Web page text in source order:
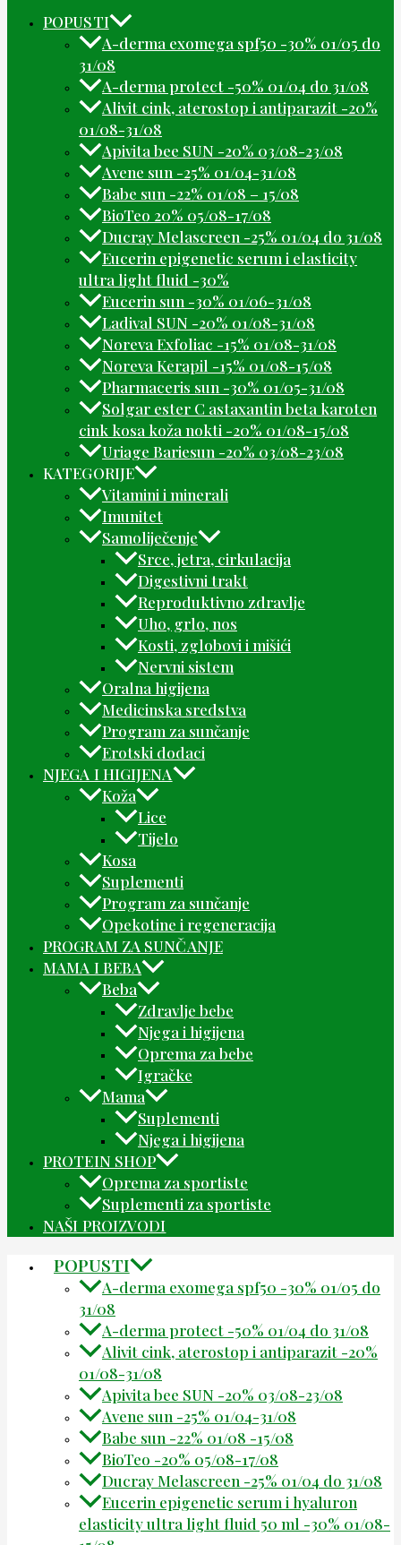
POPUSTI
A-derma exomega spf50 -30% 01/05 do
31/08
A-derma protect -50% 01/04 do 31/08
Alivit cink, aterostop i antiparazit -20%
01/08-31/08
Apivita bee SUN -20% 03/08-23/08
Avene sun -25% 01/04-31/08
Babe sun -22% 01/08 – 15/08
BioTeo 20% 05/08-17/08
Ducray Melascreen -25% 01/04 do 31/08
Eucerin epigenetic serum i elasticity
ultra light fluid -30%
Eucerin sun -30% 01/06-31/08
Ladival SUN -20% 01/08-31/08
Noreva Exfoliac -15% 01/08-31/08
Noreva Kerapil -15% 01/08-15/08
Pharmaceris sun -30% 01/05-31/08
Solgar ester C astaxantin beta karoten
cink kosa koža nokti -20% 01/08-15/08
Uriage Bariesun -20% 03/08-23/08
KATEGORIJE
Vitamini i minerali
Imunitet
Samoliječenje
Srce, jetra, cirkulacija
Digestivni trakt
Reproduktivno zdravlje
Uho, grlo, nos
Kosti, zglobovi i mišići
Nervni sistem
Oralna higijena
Medicinska sredstva
Program za sunčanje
Erotski dodaci
NJEGA I HIGIJENA
Koža
Lice
Tijelo
Kosa
Suplementi
Program za sunčanje
Opekotine i regeneracija
PROGRAM ZA SUNČANJE
MAMA I BEBA
Beba
Zdravlje bebe
Njega i higijena
Oprema za bebe
Igračke
Mama
Suplementi
Njega i higijena
PROTEIN SHOP
Oprema za sportiste
Suplementi za sportiste
NAŠI PROIZVODI
POPUSTI
A-derma exomega spf50 -30% 01/05 do
31/08
A-derma protect -50% 01/04 do 31/08
Alivit cink, aterostop i antiparazit -20%
01/08-31/08
Apivita bee SUN -20% 03/08-23/08
Avene sun -25% 01/04-31/08
Babe sun -22% 01/08 -15/08
BioTeo -20% 05/08-17/08
Ducray Melascreen -25% 01/04 do 31/08
Eucerin epigenetic serum i hyaluron
elasticity ultra light fluid 50 ml -30% 01/08-